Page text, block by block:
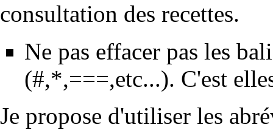
consultation des recettes.
Ne pas effacer pas les
(#,*,===,etc...). C'est
Je propose d'utiliser les